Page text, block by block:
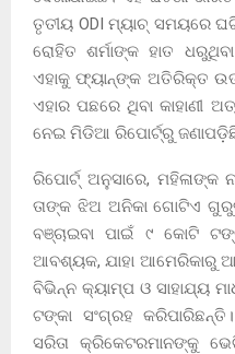
ତୃତୀୟ ODI ମ୍ୟାଚ୍ ସମୟରେ
ରୋହିତ ଶର୍ମାଙ୍କ ହାତ
ଏହାକୁ ଫ୍ୟାନ୍‌ଙ୍କ ଅତିରିକ୍ତ
ଏହାର ପଛରେ ଥିବା କାହାଣୀ
ନେଇ ମିଡିଆ ରିପୋର୍ଟ୍‌ରୁ
ରିପୋର୍ଟ୍ ଅନୁସାରେ, ମହିଳାଙ୍କ
ତାଙ୍କ ଝିଅ ଅନିକା ଗୋଟିଏ
ବଞ୍ଚାଇବା ପାଇଁ ୯ କୋଟି
ଆବଶ୍ୟକ, ଯାହା ଆମେରିକାରୁ
ବିଭିନ୍ନ କ୍ୟାମ୍ପ ଓ ସାହାଯ୍ୟ
ଟଙ୍କା ସଂଗ୍ରହ
ସରିତା କ୍ରିକେଟରମାନଙ୍କୁ